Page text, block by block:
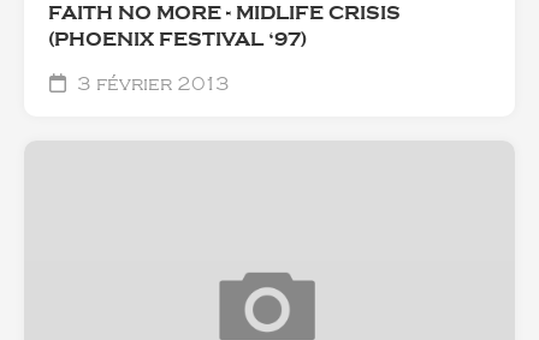
FAITH NO MORE - MIDLIFE CRISIS
(PHOENIX FESTIVAL ‘97)
3 février 2013